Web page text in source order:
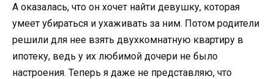
А оказалась, что он хочет найти девушку, которая
умеет убираться и ухаживать за ним. Потом родители
решили для нее взять двухкомнатную квартиру в
ипотеку, ведь у их любимой дочери не было
настроения. Теперь я даже не представляю, что